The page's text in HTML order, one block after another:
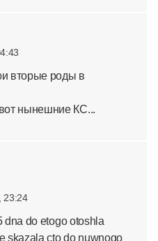
вторые роды в
нынешние КС...
23:24
dna do etogo otoshla
skazala cto do nuwnogo